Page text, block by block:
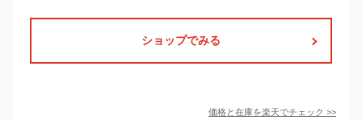
ショップでみる
価格と在庫を楽天でチェック >>